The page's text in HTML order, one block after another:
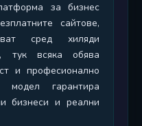
за бизнес
сайтове,
сред хиляди
тук всяка обява
и професионално
модел гарантира
бизнеси и реални